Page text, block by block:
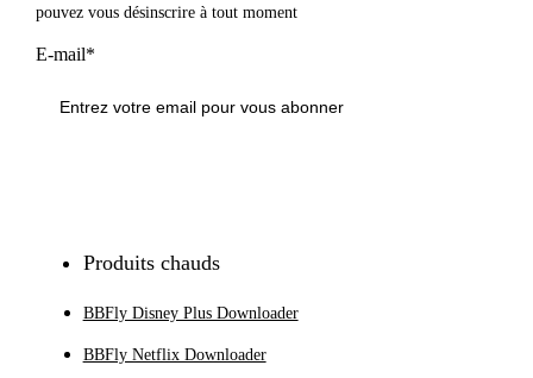
pouvez vous désinscrire à tout moment
E-mail*
Produits chauds
BBFly Disney Plus Downloader
BBFly Netflix Downloader